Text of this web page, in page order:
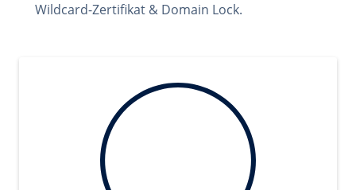
Wildcard-Zertifikat & Domain Lock.